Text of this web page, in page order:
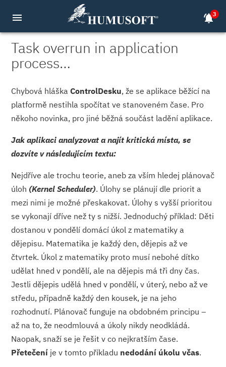
menu notifications_active3
Task overrun in application
process…
Chybová hláškaControlDesku, že se aplikace běžící na
platformě nestihla spočítat ve stanoveném čase. Pro
někoho novinka, pro jiné běžná součást ladění aplikace.
Jak aplikaci analyzovat a najít kritická místa, se
dozvíte v následujícím tex­tu:
Nejdříve ale trochu teorie, aneb za vším hledej plánovač
úloh (Kernel Scheduler). Úlohy se plánují dle priorit a
mezi nimi je možné přeskakovat. Úlohy s vyšší prioritou
se vykonají dříve než ty s nižší. Jednoduchý příklad: Děti
dostanou v pondělí domácí úkol z matematiky a
dějepisu. Matematika je každý den, dějepis až ve
čtvrtek. Úkol z matematiky proto musí nebohé dítko
udělat hned v pondělí, ale na dějepis má tři dny čas.
Jestli dějepis udělá hned v pondělí, v úterý, nebo až ve
středu, případně každý den kousek, je na jeho
rozhodnutí. Plánovač funguje na obdobném principu –
až na to, že neodmlouvá a úkoly nikdy neodkládá.
Naopak, snaží se je řešit v co nejkratším čase.
Přetečení je v tomto příkladu nedodání úkolu včas.